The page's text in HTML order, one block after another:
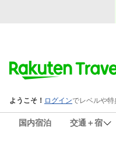
国内宿泊 交通＋宿